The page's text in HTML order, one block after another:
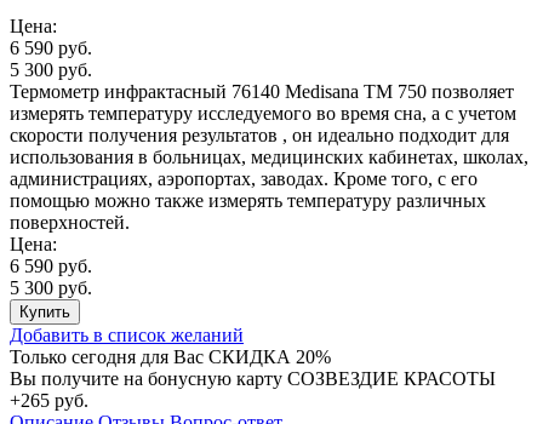
Цена:
6 590 руб.
5 300 руб.
Термометр инфрактасный 76140 Medisana TM 750 позволяет
измерять температуру исследуемого во время сна, а с учетом
скорости получения результатов , он идеально подходит для
использования в больницах, медицинских кабинетах, школах,
администрациях, аэропортах, заводах. Кроме того, с его
помощью можно также измерять температуру различных
поверхностей.
Цена:
6 590 руб.
5 300 руб.
Купить
Добавить в список желаний
Только сегодня для Вас СКИДКА 20%
Вы получите на бонусную карту СОЗВЕЗДИЕ КРАСОТЫ
+265 руб.